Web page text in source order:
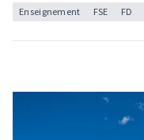
Enseignement FSE FD